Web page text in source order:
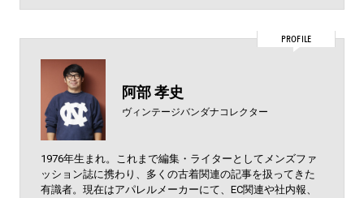
PROFILE
阿部 孝史
ヴィンテージバンダナコレクター
1976年生まれ。これまで編集・ライターとしてメンズファ
ッション誌に携わり、多くの古着関連の記事を扱ってきた
有識者。現在はアパレルメーカーにて、EC関連や社内報、